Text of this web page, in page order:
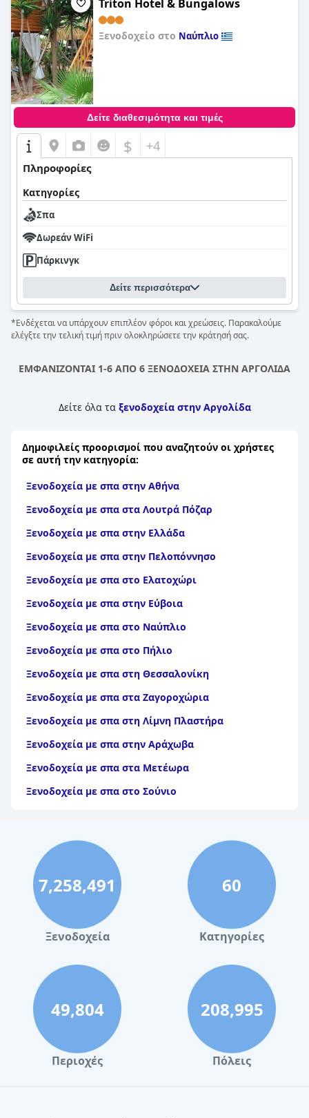
Triton Hotel & Bungalows
Ξενοδοχείο στο Ναύπλιο
Δείτε διαθεσιμότητα και τιμές
$ +4
Πληροφορίες
Κατηγορίες
Σπα
Δωρεάν WiFi
Πάρκινγκ
Δείτε περισσότερα
*Ενδέχεται να υπάρχουν επιπλέον φόροι και χρεώσεις. Παρακαλούμε
ελέγξτε την τελική τιμή πριν ολοκληρώσετε την κράτησή σας.
ΕΜΦΑΝΙΖΟΝΤΑΙ 1-6 ΑΠΟ 6 ΞΕΝΟΔΟΧΕΙΑ ΣΤΗΝ ΑΡΓΟΛΙΔΑ
Δείτε όλα τα ξενοδοχεία στην Αργολίδα
Δημοφιλείς προορισμοί που αναζητούν οι χρήστες
σε αυτή την κατηγορία:
Ξενοδοχεία με σπα στην Αθήνα
Ξενοδοχεία με σπα στα Λουτρά Πόζαρ
Ξενοδοχεία με σπα στην Ελλάδα
Ξενοδοχεία με σπα στην Πελοπόννησο
Ξενοδοχεία με σπα στο Ελατοχώρι
Ξενοδοχεία με σπα στην Εύβοια
Ξενοδοχεία με σπα στο Ναύπλιο
Ξενοδοχεία με σπα στο Πήλιο
Ξενοδοχεία με σπα στη Θεσσαλονίκη
Ξενοδοχεία με σπα στα Ζαγοροχώρια
Ξενοδοχεία με σπα στη Λίμνη Πλαστήρα
Ξενοδοχεία με σπα στην Αράχωβα
Ξενοδοχεία με σπα στα Μετέωρα
Ξενοδοχεία με σπα στο Σούνιο
Ξενοδοχεία με σπα στο Σιδηρόκαστρο
Ξενοδοχεία με σπα στο Μπάνσκο
Ξενοδοχεία με σπα στην Αιδηψό
Ξενοδοχεία με σπα στο Λουτράκι
Ξενοδοχεία με σπα στον Βόλο
Ξενοδοχεία με σπα στην Ήπειρο
Ξενοδοχεία με σπα στη Σαντορίνη
Ξενοδοχεία με σπα στη Ζάκυνθο
7,258,491
Ξενοδοχεία
60
Κατηγορίες
49,804
Περιοχές
208,995
Πόλεις